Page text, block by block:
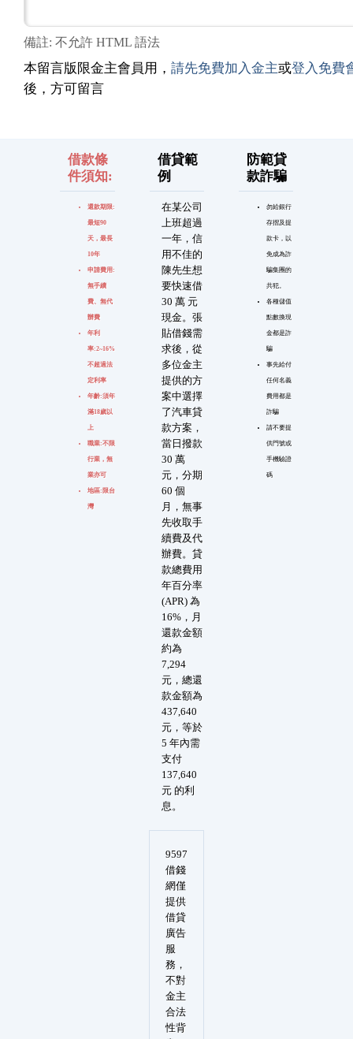
備註: 不允許 HTML 語法
本留言版限金主會員用， 請先免費加入金主或登入免費
後，方可留言
借款條
件須知:
還款期限:
最短90
天，最長
10年
申請費用:
無手續
費、無代
辦費
年利
率:2~16%
不超過法
定利率
年齡:須年
滿18歲以
上
職業:不限
行業，無
業亦可
地區:限台
灣
借貸範
例
在某公司
上班超過
一年，信
用不佳的
陳先生想
要快速借
30 萬 元
現金。張
貼借錢需
求後，從
多位金主
提供的方
案中選擇
了汽車貸
款方案，
當日撥款
30 萬
元，分期
60 個
月，無事
先收取手
續費及代
辦費。貸
款總費用
年百分率
(APR) 為
16%，月
還款金額
約為
7,294
元，總還
款金額為
437,640
元，等於
5 年內需
支付
137,640
元 的利
息。
防範貸
款詐騙
勿給銀行
存摺及提
款卡，以
免成為詐
騙集團的
共犯。
各種儲值
點數換現
金都是詐
騙
事先給付
任何名義
費用都是
詐騙
請不要提
供門號或
手機驗證
碼
9597
借錢
網僅
提供
借貸
廣告
服
務，
不對
金主
合法
性背